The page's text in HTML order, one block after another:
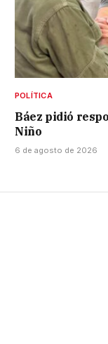
POLÍTICA
Báez pidió
Niño
6 de agosto de 2026